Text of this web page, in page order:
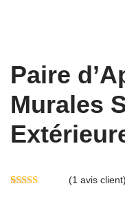
Paire
Murales
(1 avis client)